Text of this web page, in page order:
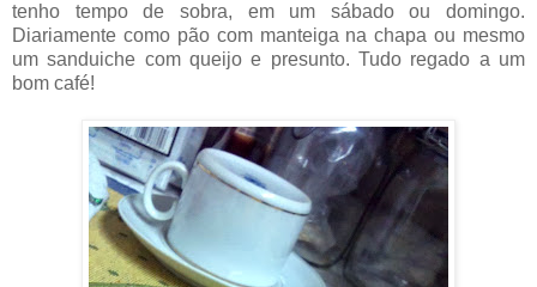
tenho tempo de sobra, em um sábado ou domingo.
Diariamente como pão com manteiga na chapa ou mesmo
um sanduiche com queijo e presunto. Tudo regado a um
bom café!